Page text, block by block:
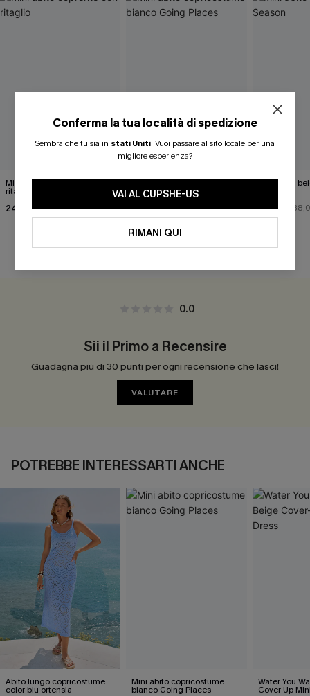
Mini abito coprente con
ritaglio
24,00 €30,00 €
bianco Going Places
38,00 €
Mini abito
32,00 €
0.0
Sii il Primo a Recensire
Guadagna più di 30 punti per ogni recensione che lasci!
VALUTARE
POTREBBE INTERESSARTI ANCHE
Abito lungo copricostume
color blu ortensia
Mini abito copricostume
bianco Going Places
Water You
Cover-Up
Conferma la tua località di spedizione
Sembra che tu sia in stati Uniti. Vuoi passare al sito locale per una
migliore esperienza?
VAI AL CUPSHE-US
RIMANI QUI